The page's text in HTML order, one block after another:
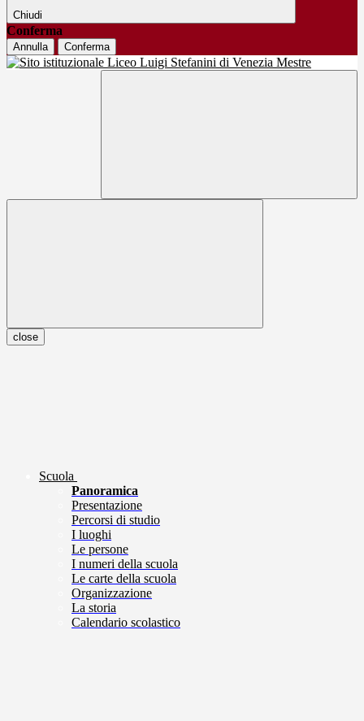
Chiudi
Conferma
Annulla Conferma
close
Scuola
Panoramica
Presentazione
Percorsi di studio
I luoghi
Le persone
I numeri della scuola
Le carte della scuola
Organizzazione
La storia
Calendario scolastico